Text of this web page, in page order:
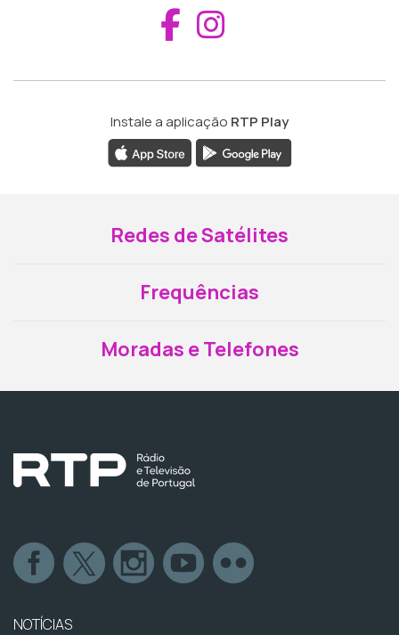
Aceder ao
Instale a aplicação RTP Play
Redes de Satélites
Frequências
Moradas e Telefones
NOTÍCIAS